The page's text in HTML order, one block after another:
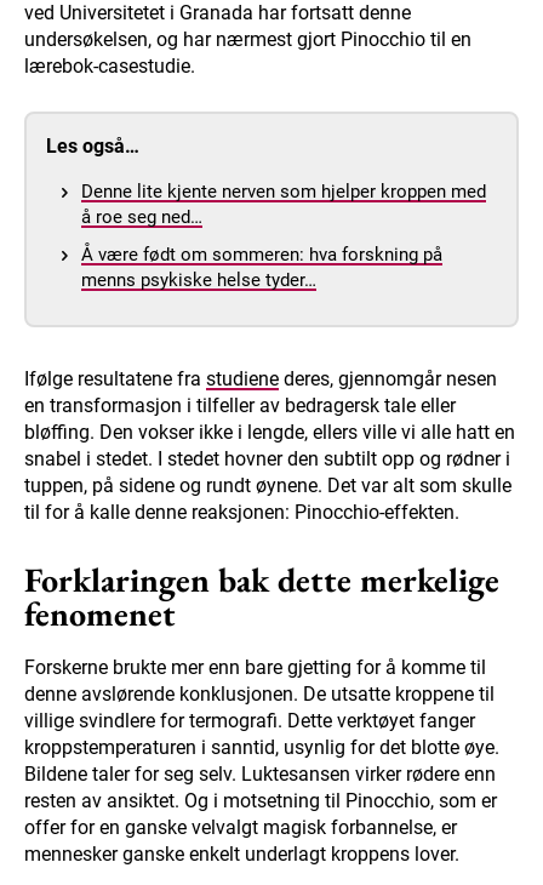
ved Universitetet i Granada har fortsatt denne
undersøkelsen, og har nærmest gjort Pinocchio til en
lærebok-casestudie.
Les også…
Denne lite kjente nerven som hjelper kroppen med
å roe seg ned…
Å være født om sommeren: hva forskning på
menns psykiske helse tyder…
Ifølge resultatene fra studiene deres, gjennomgår nesen
en transformasjon i tilfeller av bedragersk tale eller
bløffing. Den vokser ikke i lengde, ellers ville vi alle hatt en
snabel i stedet. I stedet hovner den subtilt opp og rødner i
tuppen, på sidene og rundt øynene. Det var alt som skulle
til for å kalle denne reaksjonen: Pinocchio-effekten.
Forklaringen bak dette merkelige
fenomenet
Forskerne brukte mer enn bare gjetting for å komme til
denne avslørende konklusjonen. De utsatte kroppene til
villige svindlere for termografi. Dette verktøyet fanger
kroppstemperaturen i sanntid, usynlig for det blotte øye.
Bildene taler for seg selv. Luktesansen virker rødere enn
resten av ansiktet. Og i motsetning til Pinocchio, som er
offer for en ganske velvalgt magisk forbannelse, er
mennesker ganske enkelt underlagt kroppens lover.